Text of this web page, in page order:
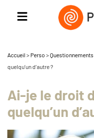
Accueil > Perso >Questionnements
quelqu’un d’autre ?
Ai-je le droit
quelqu’un